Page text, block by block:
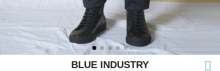
BLUE INDUSTRY